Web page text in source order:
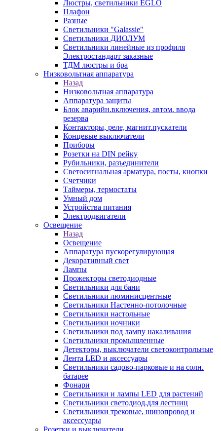
Люстры, светильники EGLO
Плафон
Разные
Светильники "Galassie"
Светильники ДИОЛУМ
Светильники линейные из профиля
Электростандарт заказные
ТДМ люстры и бра
Низковольтная аппаратура
Назад
Низковольтная аппаратура
Аппаратура защиты
Блок аварийн.включения, автом. ввода
резерва
Контакторы, реле, магнит.пускатели
Концевые выключатели
Приборы
Розетки на DIN рейку
Рубильники, разъединители
Светосигнальная арматура, посты, кнопки
Счетчики
Таймеры, термостаты
Умный дом
Устройства питания
Электродвигатели
Освещение
Назад
Освещение
Аппаратура пускорегулирующая
Декоративный свет
Лампы
Прожекторы светодиодные
Светильники для бани
Светильники люминисцентные
Светильники Настенно-потолочные
Светильники настольные
Светильники ночники
Светильники под лампу накаливания
Светильники промышленные
Детекторы, выключатели светоконтрольные
Лента LED и аксессуары
Светильники садово-парковые и на солн.
батарее
Фонари
Светильники и лампы LED для растений
Светильники светодиод.для лестниц
Светильники трековые, шинопровод и
аксессуары